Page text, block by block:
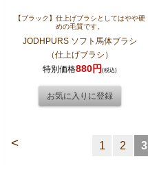
【ブラック】仕上げブラシとしてはやや硬
めの毛質です。
JODHPURS ソフト馬体ブラシ
（仕上げブラシ）
特別価格880円(税込)
< 1 2 3